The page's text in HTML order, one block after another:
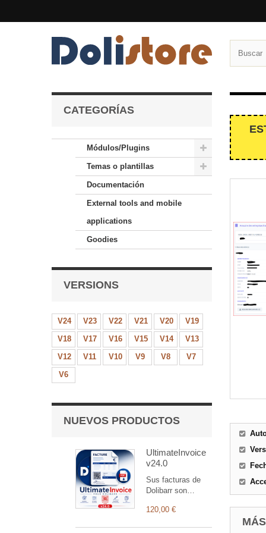
CATEGORÍAS
Módulos/Plugins
Temas o plantillas
Documentación
External tools and mobile
applications
Goodies
VERSIONS
V24 V23 V22 V21 V20
V19
V18
V17 V16 V15 V14
V13
V12
V11 V10 V9 V8
V7
V6
NUEVOS PRODUCTOS
UltimateInvoice
v24.0
Sus facturas de
Dolibarr son
demás.
120,00 €